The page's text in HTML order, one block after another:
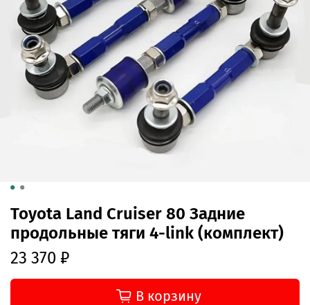
Toyota Land Cruiser 80 Задние
продольные тяги 4-link (комплект)
23 370 ₽
В корзину